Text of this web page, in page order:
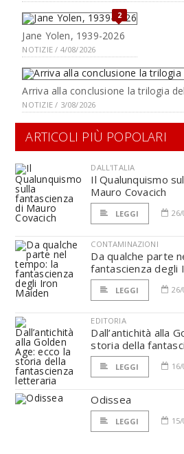
2
Jane Yolen, 1939-2026
NOTIZIE / 4/08/2026
Arriva alla conclusione la trilogia
NOTIZIE / 3/08/2026
ARTICOLI PIÙ POPOLARI
DALL'ITALIA
Il Qualunquismo
Mauro Covacich
LEGGI
CONTAMINAZIONI
Da qualche parte
fantascienza degli
LEGGI
EDITORIA
Dall’antichità alla
storia della
LEGGI
Odissea
LEGGI